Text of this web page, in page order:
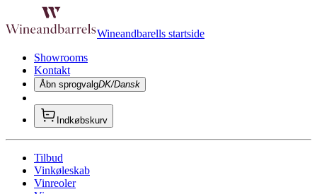
Wineandbarells startside
Showrooms
Kontakt
Åbn sprogvalgDK/Dansk
Indkøbskurv
Tilbud
Vinkøleskab
Vinreoler